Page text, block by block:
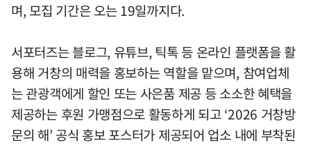
며, 모집 기간은 오는 19일까지다.
서포터즈는 블로그, 유튜브, 틱톡 등 온라인 플랫폼을 활
용해 거창의 매력을 홍보하는 역할을 맡으며, 참여업체
는 관광객에게 할인 또는 사은품 제공 등 소소한 혜택을
제공하는 후원 가맹점으로 활동하게 되고 ‘2026 거창방
문의 해’ 공식 홍보 포스터가 제공되어 업소 내에 부착된